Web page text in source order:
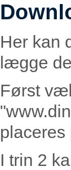
Her kan
lægge
Først
placeres
I trin 2